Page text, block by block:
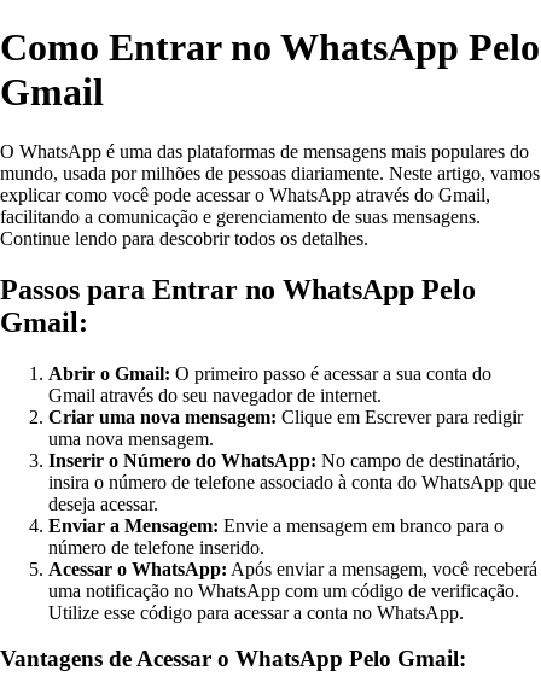
Como Entrar no WhatsApp Pelo
Gmail
O WhatsApp é uma das plataformas de mensagens mais populares do
mundo, usada por milhões de pessoas diariamente. Neste artigo, vamos
explicar como você pode acessar o WhatsApp através do Gmail,
facilitando a comunicação e gerenciamento de suas mensagens.
Continue lendo para descobrir todos os detalhes.
Passos para Entrar no WhatsApp Pelo
Gmail:
Abrir o Gmail: O primeiro passo é acessar a sua conta do
Gmail através do seu navegador de internet.
Criar uma nova mensagem: Clique em Escrever para redigir
uma nova mensagem.
Inserir o Número do WhatsApp: No campo de destinatário,
insira o número de telefone associado à conta do WhatsApp que
deseja acessar.
Enviar a Mensagem: Envie a mensagem em branco para o
número de telefone inserido.
Acessar o WhatsApp: Após enviar a mensagem, você receberá
uma notificação no WhatsApp com um código de verificação.
Utilize esse código para acessar a conta no WhatsApp.
Vantagens de Acessar o WhatsApp Pelo Gmail: